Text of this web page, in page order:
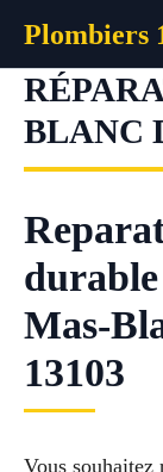
contenu
Plombiers
BLANC
Mas-
13103
Vous souhaitez